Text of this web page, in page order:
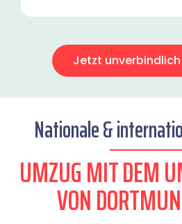
Jetzt
Nationale &
UMZUG MIT DEM
VON